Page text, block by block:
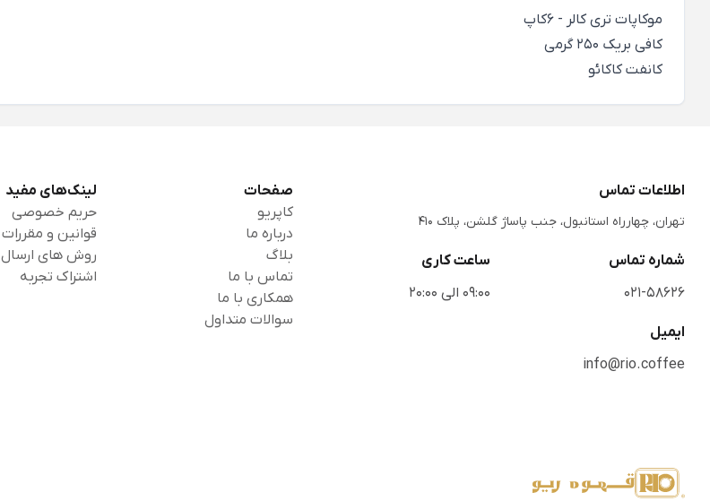
موکاپات تری کالر - 6کاپ
کافی بریک 250 گرمی
کانفت کاکائو
اطلاعات تماس
تهران، چهارراه استانبول، جنب پاساژ گلشن، پلاک 410
شماره تماس
021-58626
ساعت کاری
09:00 الی 20:00
ایمیل
info@rio.coffee
صفحات
کاپریو
درباره ما
بلاگ
تماس با ما
همکاری با ما
سوالات متداول
لینک‌های مفید
حریم خصوصی
قوانین و مقررات
روش های ارسال
اشتراک تجربه